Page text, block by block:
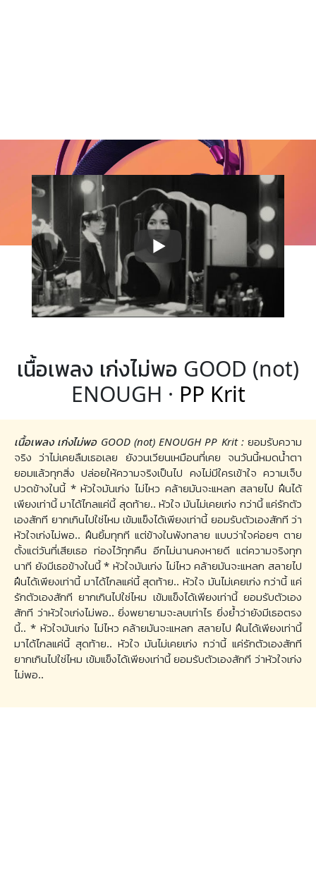
เนื้อเพลง เก่งไม่พอ GOOD (not)
ENOUGH · PP Krit
เนื้อเพลง เก่งไม่พอ GOOD (not) ENOUGH PP Krit : ยอมรับความ
จริง ว่าไม่เคยลืมเธอเลย ยังวนเวียนเหมือนที่เคย จนวันนี้หมดน้ำตา
ยอมแล้วทุกสิ่ง ปล่อยให้ความจริงเป็นไป คงไม่มีใครเข้าใจ ความเจ็บ
ปวดข้างในนี้ * หัวใจมันเก่ง ไม่ไหว คล้ายมันจะแหลก สลายไป ฝืนได้
เพียงเท่านี้ มาได้ไกลแค่นี้ สุดท้าย.. หัวใจ มันไม่เคยเก่ง กว่านี้ แค่รักตัว
เองสักที ยากเกินไปใช่ไหม เข้มแข็งได้เพียงเท่านี้ ยอมรับตัวเองสักที ว่า
หัวใจเก่งไม่พอ.. ฝืนยิ้มทุกที แต่ข้างในพังทลาย แบบว่าใจค่อยๆ ตาย
ตั้งแต่วันที่เสียเธอ ท่องไว้ทุกคืน อีกไม่นานคงหายดี แต่ความจริงทุก
นาที ยังมีเธอข้างในนี้ * หัวใจมันเก่ง ไม่ไหว คล้ายมันจะแหลก สลายไป
ฝืนได้เพียงเท่านี้ มาได้ไกลแค่นี้ สุดท้าย.. หัวใจ มันไม่เคยเก่ง กว่านี้ แค่
รักตัวเองสักที ยากเกินไปใช่ไหม เข้มแข็งได้เพียงเท่านี้ ยอมรับตัวเอง
สักที ว่าหัวใจเก่งไม่พอ.. ยิ่งพยายามจะลบเท่าไร ยิ่งย้ำว่ายังมีเธอตรง
นี้.. * หัวใจมันเก่ง ไม่ไหว คล้ายมันจะแหลก สลายไป ฝืนได้เพียงเท่านี้
มาได้ไกลแค่นี้ สุดท้าย.. หัวใจ มันไม่เคยเก่ง กว่านี้ แค่รักตัวเองสักที
ยากเกินไปใช่ไหม เข้มแข็งได้เพียงเท่านี้ ยอมรับตัวเองสักที ว่าหัวใจเก่ง
ไม่พอ..